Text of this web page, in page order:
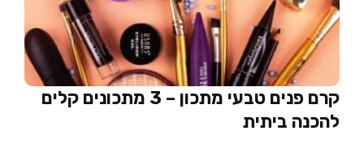
קרם פנים טבעי מתכון – 3 מתכונים קלים
להכנה ביתית